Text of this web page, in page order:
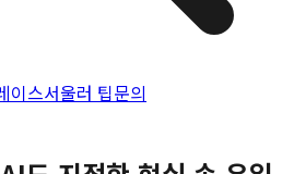
이스서울러 팁문의